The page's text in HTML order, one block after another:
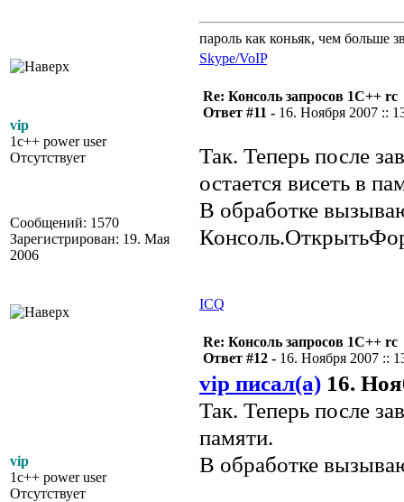
пароль как коньяк, чем больше
Skype/VoIP
vip
1c++ power user
Отсутствует
Сообщений: 1570
Зарегистрирован: 19. Мая
2006
Re: Консоль запросов 1С++ rc
Ответ #11 - 16. Ноября 2007 ::
Так. Теперь после
остается висеть в
В обработке
ICQ
vip
1c++ power user
Отсутствует
Re: Консоль запросов 1С++ rc
Ответ #12 - 16. Ноября 2007 ::
vip писал(а) 16.
Так. Теперь после
памяти.
В обработке